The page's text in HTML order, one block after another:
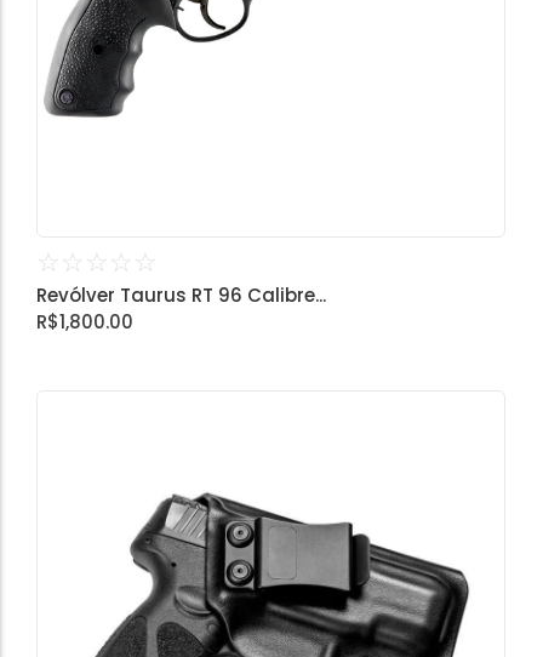
☆ ☆ ☆ ☆ ☆
Revólver Taurus RT 96 Calibre...
R$1,800.00